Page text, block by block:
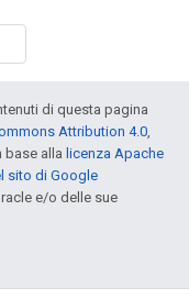
di questa pagina
Attribution 4.0,
base alla licenza Apache
sito di Google
e/o delle sue